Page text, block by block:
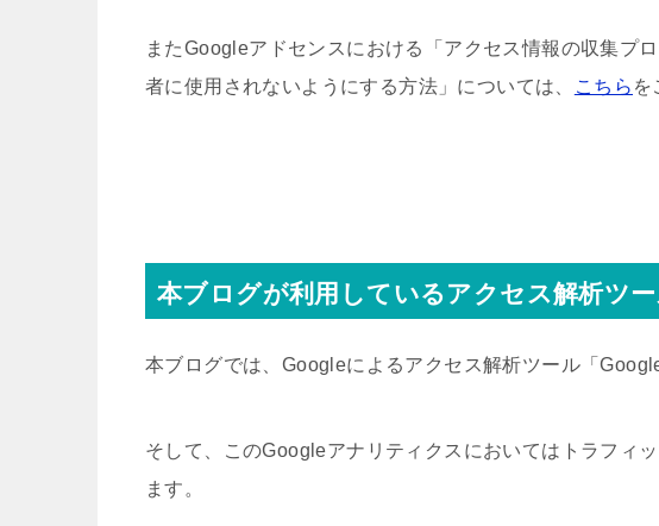
またGoogleアドセンスにおける「アクセス情報の収集プ
者に使用されないようにする方法」については、
こちら を
本ブログが利用しているアクセス解析ツ
本ブログでは、Googleによるアクセス解析ツール「
そして、このGoogleアナリティクスにおいてはトラフィ
ます。